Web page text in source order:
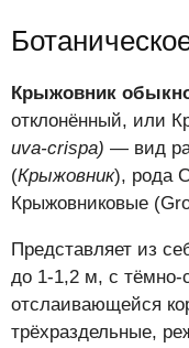
Крыжовник
отклонённый, или
uva-crispa) — вид
(Крыжовник), рода
Крыжовниковые
Представляет из
до 1-1,2 м, с тёмно-
отслаивающейся
трёхраздельные,